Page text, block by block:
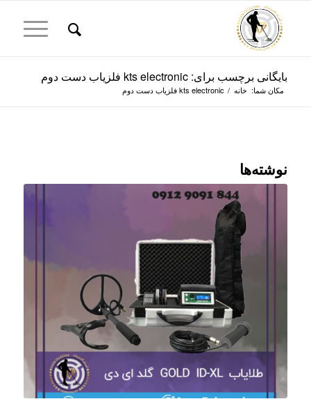
بایگانی برچسب برای: kts electronic فلزیاب دست دوم
مکان شما: خانه / kts electronic فلزیاب دست دوم
نوشته‌ها